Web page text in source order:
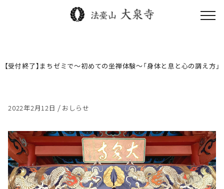
【受付終了】まちゼミで～初めての坐禅体験～「身体と息と心の調え方」
2022年2月12日 / おしらせ